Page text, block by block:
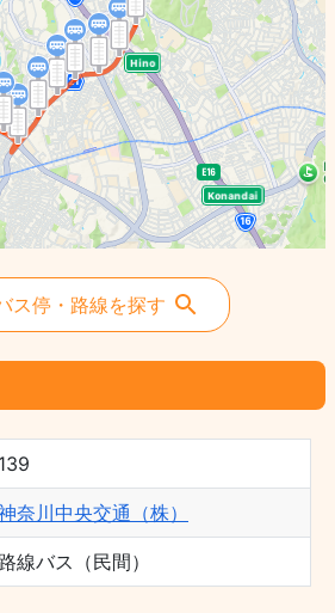
ス停・路線を探す
139
奈川中央交通（株）
路線バス（民間）